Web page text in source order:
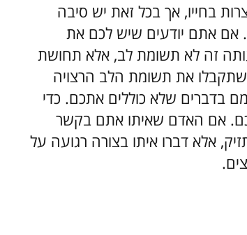
בחייו, אך בכל זאת יש סיבה
אם אתם יודעים שיש לכם את
זה לא תשומת לב, אלא תחושת
את תשומת הלב הרצויה
בדברים שלא כוללים אתכם. כדי
אם האדם שאיתו אתם בקשר
אלא דברו איתו בצורה רגועה על